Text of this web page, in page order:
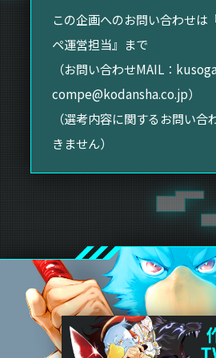
この企画へのお問い合わせは
ペ運営担当』まで
（お問い合わせMAIL：
compe@kodansha.co.jp）
（選考内容に関するお問い合
きません）